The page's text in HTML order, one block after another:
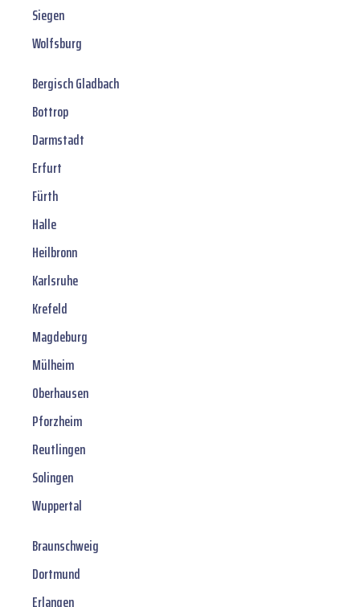
Siegen
Wolfsburg
Bergisch Gladbach
Bottrop
Darmstadt
Erfurt
Fürth
Halle
Heilbronn
Karlsruhe
Krefeld
Magdeburg
Mülheim
Oberhausen
Pforzheim
Reutlingen
Solingen
Wuppertal
Braunschweig
Dortmund